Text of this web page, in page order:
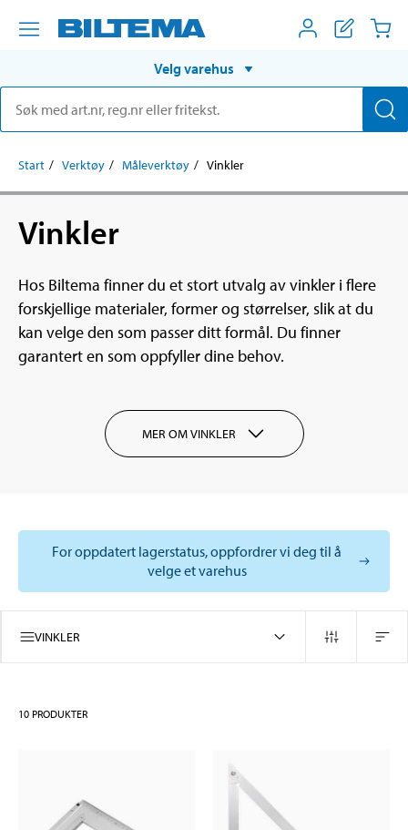
Velg varehus
Start Verktøy Måleverktøy Vinkler
Vinkler
Hos Biltema finner du et stort utvalg av vinkler i flere
forskjellige materialer, former og størrelser, slik at du
kan velge den som passer ditt formål. Du finner
garantert en som oppfyller dine behov.
MER OM VINKLER
For oppdatert lagerstatus, oppfordrer vi deg til å
velge et varehus
VINKLER
10 PRODUKTER